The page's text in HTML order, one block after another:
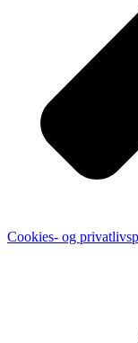
Cookies- og